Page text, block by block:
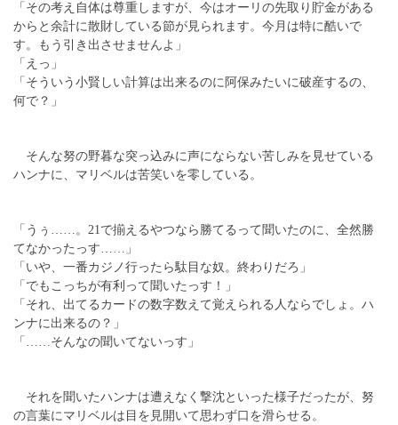
「その考え自体は尊重しますが、今はオーリの先取り貯金がある
からと余計に散財している節が見られます。今月は特に酷いで
す。もう引き出させませんよ」
「えっ」
「そういう小賢しい計算は出来るのに阿保みたいに破産するの、
何で？」
そんな努の野暮な突っ込みに声にならない苦しみを見せている
ハンナに、マリベルは苦笑いを零している。
「うぅ……。21で揃えるやつなら勝てるって聞いたのに、全然勝
てなかったっす……」
「いや、一番カジノ行ったら駄目な奴。終わりだろ」
「でもこっちが有利って聞いたっす！」
「それ、出てるカードの数字数えて覚えられる人ならでしょ。ハ
ンナに出来るの？」
「……そんなの聞いてないっす」
それを聞いたハンナは遭えなく撃沈といった様子だったが、努
の言葉にマリベルは目を見開いて思わず口を滑らせる。